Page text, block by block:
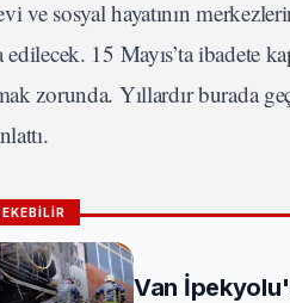
ve sosyal hayatının
15 Mayıs’ta ibadete
zorunda. Yıllardır burada
Van